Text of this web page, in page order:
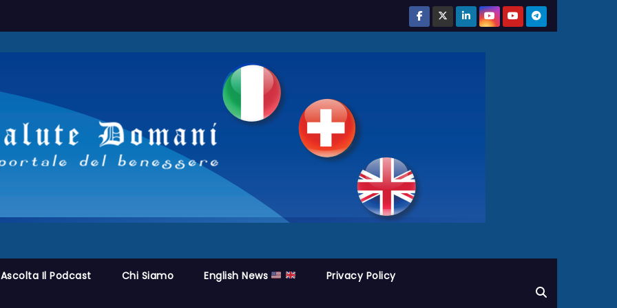
Ascolta Il Podcast Chi Siamo English News Privacy Policy